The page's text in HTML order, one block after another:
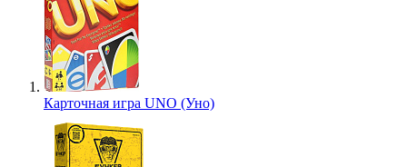
Карточная игра UNO (Уно)